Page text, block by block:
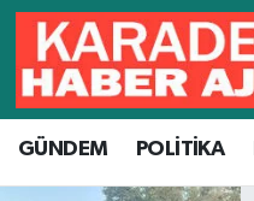
GÜNDEM POLİTİKA
Hava Durumu
Trafik Durumu